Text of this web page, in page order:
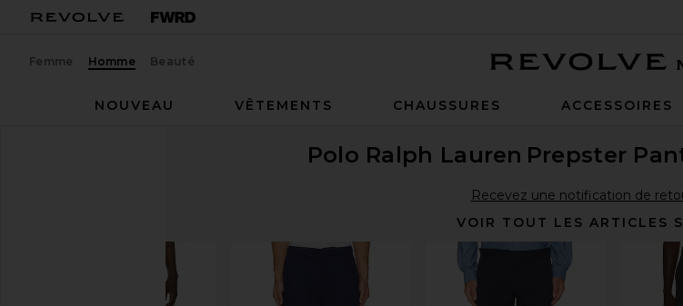
Femme Homme Beauté
NOUVEAU
VÊTEMENTS CHAUSSURES ACCESSOIRES
Polo Ralph Lauren Prepster
Recevez une notification de
VOIR TOUT LES ARTICLES